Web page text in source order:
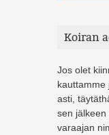
Koiran
Jos olet
kauttamme
asti,
sen
varaajan